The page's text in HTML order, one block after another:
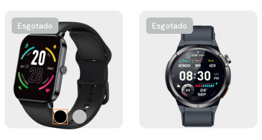
Esgotado Esgotado